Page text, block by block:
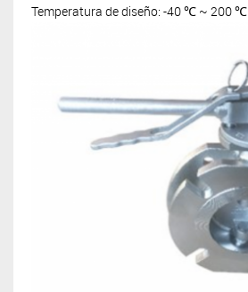
Temperatura de diseño: -40 ℃ ~ 200 ℃